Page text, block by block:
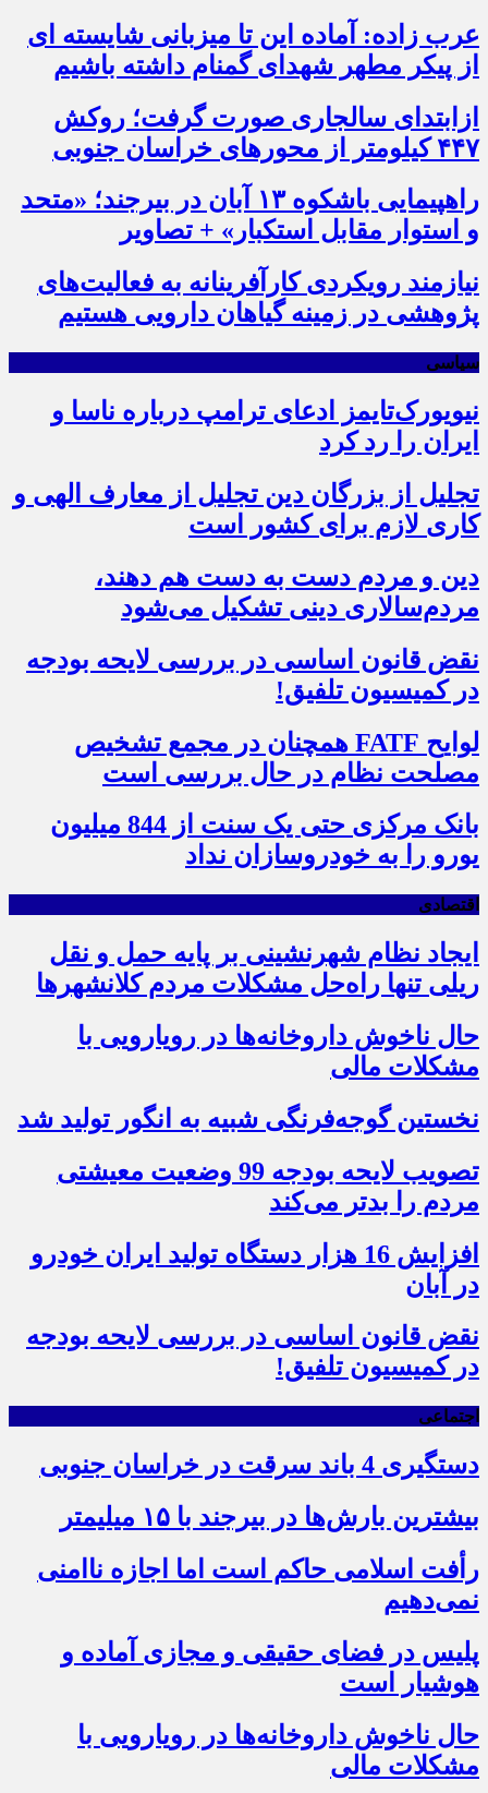
عرب زاده: آماده این تا میزبانی شایسته ای
از پیکر مطهر شهدای گمنام داشته باشیم
ازابتدای سالجاری صورت گرفت؛ روکش
۴۴۷ کیلومتر از محورهای خراسان جنوبی
راهپیمایی باشکوه ۱۳ آبان در بیرجند؛ «متحد
و استوار مقابل استکبار» + تصاویر
نیازمند رویکردی کارآفرینانه به فعالیت‌های
پژوهشی در زمینه گیاهان دارویی هستیم
سیاسی
نیویورک‌تایمز ادعای ترامپ درباره ناسا و
ایران را رد کرد
تجلیل از بزرگان دین تجلیل از معارف الهی و
کاری لازم برای کشور است
دین و مردم دست به‌ دست هم دهند،
مردم‌سالاری دینی تشکیل می‌شود
نقض قانون اساسی در بررسی لایحه بودجه
در کمیسیون تلفیق!
لوایح FATF همچنان در مجمع تشخیص
مصلحت نظام در حال بررسی است
بانک مرکزی حتی یک سنت از 844 میلیون
یورو را به خودروسازان نداد
اقتصادی
ایجاد نظام شهرنشینی بر پایه حمل و نقل
ریلی تنها راه‌حل مشکلات مردم کلانشهرها
حال ناخوش داروخانه‌ها در رویارویی با
مشکلات مالی
نخستین گوجه‌فرنگی شبیه به انگور تولید شد
تصویب لایحه بودجه 99 وضعیت معیشتی
مردم را بدتر می‌کند
افزایش 16 هزار دستگاه تولید ایران خودرو
در آبان
نقض قانون اساسی در بررسی لایحه بودجه
در کمیسیون تلفیق!
اجتماعی
دستگیری 4 باند سرقت در خراسان جنوبی
بیشترین بارش‌ها در بیرجند با ۱۵ میلیمتر
رأفت اسلامی حاکم است اما اجازه ناامنی
نمی‌دهیم
پلیس در فضای حقیقی و مجازی آماده و
هوشیار است
حال ناخوش داروخانه‌ها در رویارویی با
مشکلات مالی